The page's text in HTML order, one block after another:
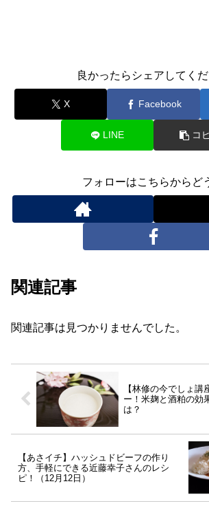
良かったらシェアしてく
X Facebook
LINE コ
フォローはこちらからど
関連記事
関連記事は見つかりませんでした。
【林修の今でしょ講
ー！米麹と酒粕の効
は？
【あさイチ】ハッシュドビーフの作り
方、手軽にできる近藤幸子さんのレシ
ピ！（12月12日）